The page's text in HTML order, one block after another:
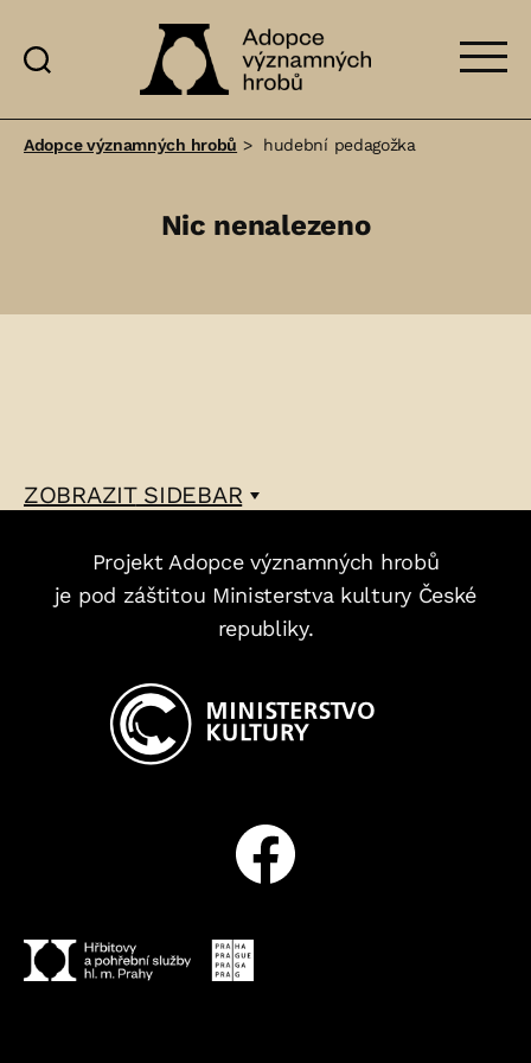
významných
Adopce významných hrobů > hudební pedagožka
Nic nenalezeno
ZOBRAZITSIDEBAR
Projekt Adopce významných hrobů
je pod záštitou Ministerstva kultury České
republiky.
Facebook